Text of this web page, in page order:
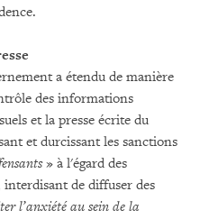
a étendu de manière
des informations
et la presse écrite du
et durcissant les sanctions
» à l'égard des
interdisant de diffuser des
l’anxiété au sein de la